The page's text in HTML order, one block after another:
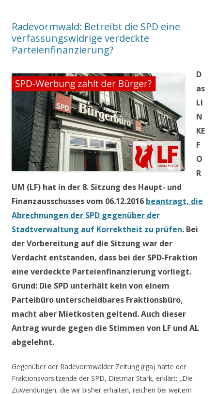
Radevormwald: Betreibt die SPD eine
verfassungswidrige verdeckte
Parteienfinanzierung?
D
as
LI
N
KE
F
O
R
UM (LF) hat in der 8. Sitzung des Haupt- und
Finanzausschusses vom 06.12.2016 beantragt, die
Abrechnungen der SPD gegenüber der
Stadtverwaltung auf Korrektheit zu prüfen. Bei
der Vorbereitung auf die Sitzung war der
Verdacht entstanden, dass bei der SPD-Fraktion
eine verdeckte Parteienfinanzierung vorliegt.
Grund: Die SPD unterhält kein von einem
Parteibüro unterscheidbares Fraktionsbüro,
macht aber Mietkosten geltend. Auch dieser
Antrag wurde gegen die Stimmen von LF und AL
abgelehnt.
Gegenüber der Radevormwalder Zeitung (rga) hatte der
Fraktionsvorsitzende der SPD, Dietmar Stark, erklärt: „Die
Zuwendungen, die wir bisher erhalten, reichen bei weitem